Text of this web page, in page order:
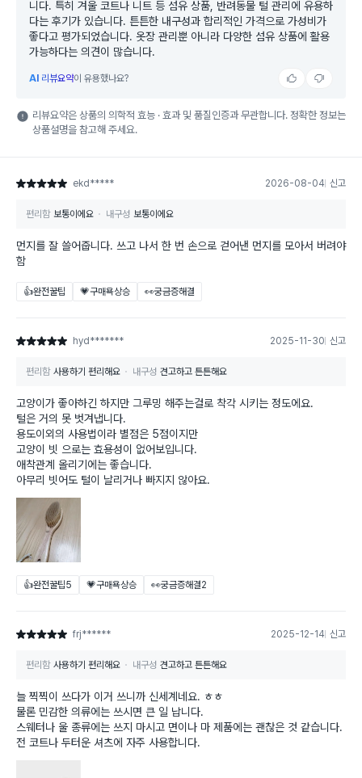
니다. 특히 겨울 코트나 니트 등 섬유 상품, 반려동물 털 관리에 유용하
다는 후기가 있습니다. 튼튼한 내구성과 합리적인 가격으로 가성비가
좋다고 평가되었습니다. 옷장 관리뿐 아니라 다양한 섬유 상품에 활용
가능하다는 의견이 많습니다.
AI 리뷰요약이 유용했나요?
리뷰요약은 상품의 의학적 효능 · 효과 및 품질인증과 무관합니다. 정확한 정보는
상품설명을 참고해 주세요.
별점 5점 ekd***** 2026-08-04 신고
편리함 보통이에요 내구성 보통이에요
먼지를 잘 쓸어줍니다. 쓰고 나서 한 번 손으로 걷어낸 먼지를 모아서 버려야
함
👍완전꿀팁 💗구매욕상승 👀궁금증해결
별점 5점 hyd******* 2025-11-30 신고
편리함 사용하기 편리해요 내구성 견고하고 튼튼해요
고양이가 좋아하긴 하지만 그루밍 해주는걸로 착각 시키는 정도에요.
털은 거의 못 벗겨냅니다.
용도이외의 사용법이라 별점은 5점이지만
고양이 빗 으로는 효용성이 없어보입니다.
애착관계 올리기에는 좋습니다.
아무리 빗어도 털이 날리거나 빠지지 않아요.
👍완전꿀팁5 💗구매욕상승 👀궁금증해결2
별점 5점 frj****** 2025-12-14 신고
편리함 사용하기 편리해요 내구성 견고하고 튼튼해요
늘 찍찍이 쓰다가 이거 쓰니까 신세계네요. ㅎㅎ
물론 민감한 의류에는 쓰시면 큰 일 납니다.
스웨터나 울 종류에는 쓰지 마시고 면이나 마 제품에는 괜찮은 것 같습니다.
전 코트나 두터운 셔츠에 자주 사용합니다.